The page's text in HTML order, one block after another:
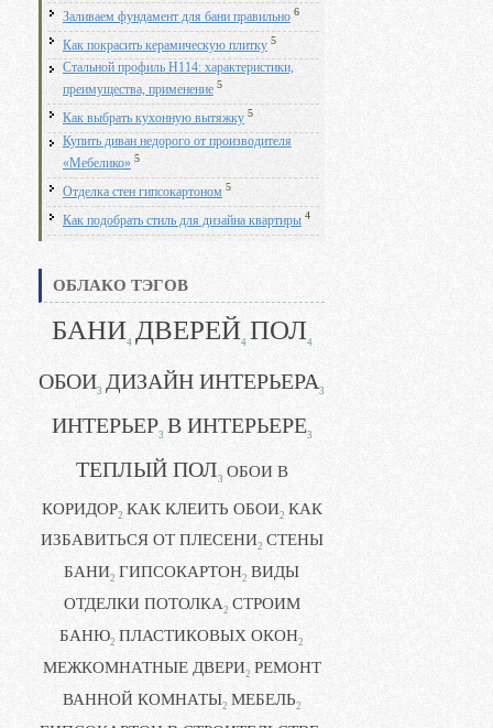
Заливаем фундамент для бани правильно 6
Как покрасить керамическую плитку 5
Стальной профиль Н114: характеристики,
преимущества, применение 5
Как выбрать кухонную вытяжку 5
Купить диван недорого от производителя
«Мебелико» 5
Отделка стен гипсокартоном 5
Как подобрать стиль для дизайна квартиры 4
ОБЛАКО ТЭГОВ
БАНИ4 ДВЕРЕЙ4 ПОЛ4
ОБОИ3 ДИЗАЙН ИНТЕРЬЕРА3
ИНТЕРЬЕР3 В ИНТЕРЬЕРЕ3
ТЕПЛЫЙ ПОЛ3 ОБОИ В
КОРИДОР2 КАК КЛЕИТЬ ОБОИ2 КАК
ИЗБАВИТЬСЯ ОТ ПЛЕСЕНИ2 СТЕНЫ
БАНИ2 ГИПСОКАРТОН2 ВИДЫ
ОТДЕЛКИ ПОТОЛКА2 СТРОИМ
БАНЮ2 ПЛАСТИКОВЫХ ОКОН2
МЕЖКОМНАТНЫЕ ДВЕРИ2 РЕМОНТ
ВАННОЙ КОМНАТЫ2 МЕБЕЛЬ2